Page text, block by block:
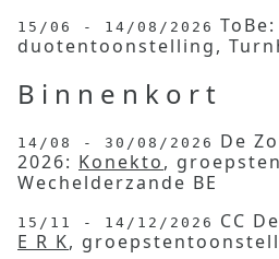
15/06 - 14/08/2026 ToBe:
duotentoonstelling,
Binnenkort
14/08 - 30/08/2026
De
2026: Konekto,
Wechelderzande BE
15/11 - 14/12/2026 CC
E R K,